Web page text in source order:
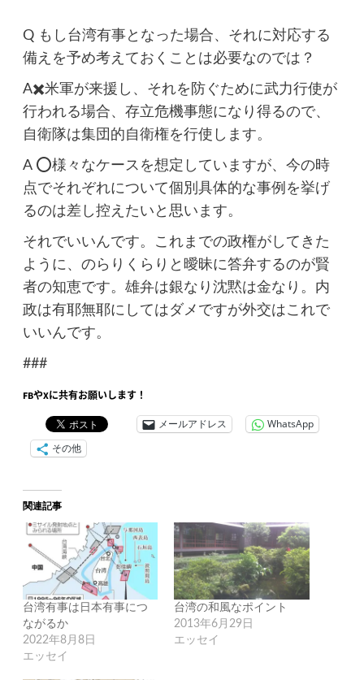
Q もし台湾有事となった場合、それに対応する
備えを予め考えておくことは必要なのでは？
A✖️米軍が来援し、それを防ぐために武力行使が
行われる場合、存立危機事態になり得るので、
自衛隊は集団的自衛権を行使します。
A ⭕️様々なケースを想定していますが、今の時
点でそれぞれについて個別具体的な事例を挙げ
るのは差し控えたいと思います。
それでいいんです。これまでの政権がしてきた
ように、のらりくらりと曖昧に答弁するのが賢
者の知恵です。雄弁は銀なり沈黙は金なり。内
政は有耶無耶にしてはダメですが外交はこれで
いいんです。
###
FBやXに共有お願いします！
メールアドレス
WhatsApp
その他
関連記事
台湾有事は日本有事につ
ながるか
2022年8月8日
エッセイ
台湾の和風なポイント
2013年6月29日
エッセイ